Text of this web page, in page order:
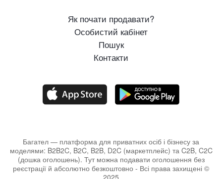
Як почати продавати?
Особистий кабінет
Пошук
Контакти
Багател — платформа для приватних осіб і бізнесу за
моделями: B2B2C, B2C, B2B, D2C (маркетплейс) та C2B, C2C
(дошка оголошень). Тут можна подавати оголошення без
реєстрації й абсолютно безкоштовно - Всі права захищені ©